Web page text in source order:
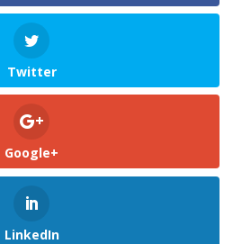
Twitter
Google+
LinkedIn